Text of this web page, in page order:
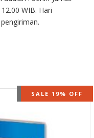
WIB. Hari
OUT OF STOCK
SALE 19% OFF